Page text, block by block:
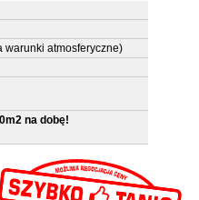
warunki atmosferyczne)
na dobę!